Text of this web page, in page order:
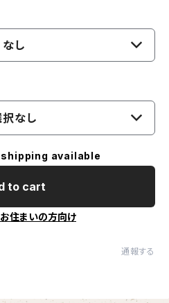
なし
択なし
available
to cart
住まいの方向け
通報する